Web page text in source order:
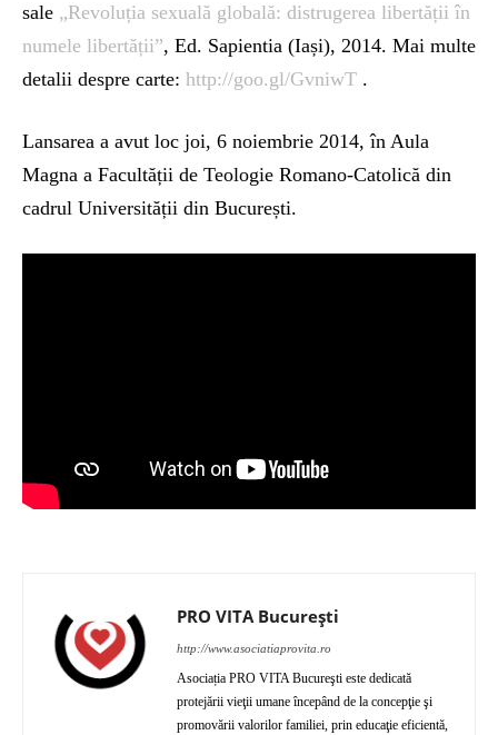
sale „Revoluția sexuală globală: distrugerea libertății în
numele libertății”, Ed. Sapientia (Iași), 2014. Mai multe
detalii despre carte: http://goo.gl/GvniwT .
Lansarea a avut loc joi, 6 noiembrie 2014, în Aula
Magna a Facultății de Teologie Romano-Catolică din
cadrul Universității din București.
PRO VITA București
http://www.asociatiaprovita.ro
Asociația PRO VITA Bucureşti este dedicată
protejării vieţii umane începând de la concepţie şi
promovării valorilor familiei, prin educaţie eficientă,